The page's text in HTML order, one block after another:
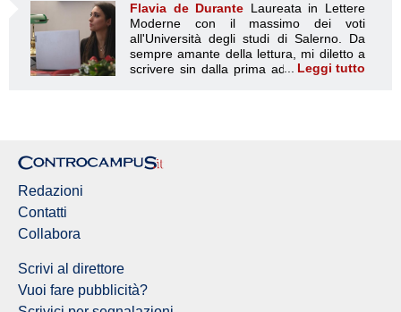
Flavia de Durante Laureata in Lettere
Moderne con il massimo dei voti
all'Università degli studi di Salerno. Da
sempre amante della lettura, mi diletto a
scrivere sin dalla prima adolescenza. Mi
giornalismo non solo la possibilità di trasmettere dati ed
acquisire nuove e varie conoscenze. La curiosità e la
voglia di sapere sono i motori principali che mi hanno
spinto a intraprendere questo percorso.
Leggi tutto
Redazioni
Contatti
Collabora
Scrivi al direttore
Vuoi fare pubblicità?